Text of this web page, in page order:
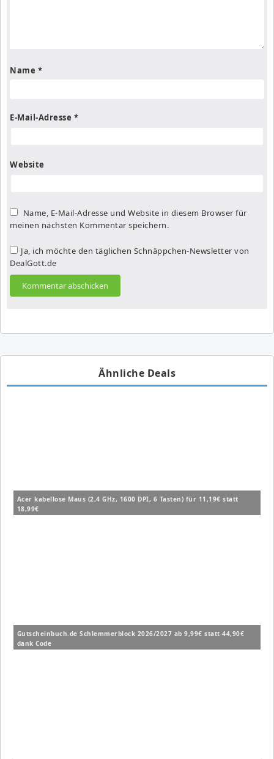
Name *
E-Mail-Adresse *
Website
Name, E-Mail-Adresse und Website in diesem Browser für
meinen nächsten Kommentar speichern.
Ja, ich möchte den täglichen Schnäppchen-Newsletter von
DealGott.de
Ähnliche Deals
Acer kabellose Maus (2,4 GHz, 1600 DPI, 6 Tasten) für 11,19€ statt
18,99€
Gutscheinbuch.de Schlemmerblock 2026/2027 ab 9,99€ statt 44,90€
dank Code